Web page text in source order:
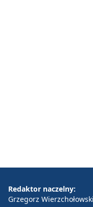
Redaktor naczelny:
Grzegorz Wierzchołowski